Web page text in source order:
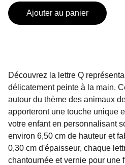
Ajouter au panier
Découvrez la lettre Q
délicatement peinte à la main.
autour du thème des animaux
apporteront une touche unique
votre enfant en personnalisant
environ 6,50 cm de hauteur et
0,30 cm d'épaisseur, chaque
chantournée et vernie pour une